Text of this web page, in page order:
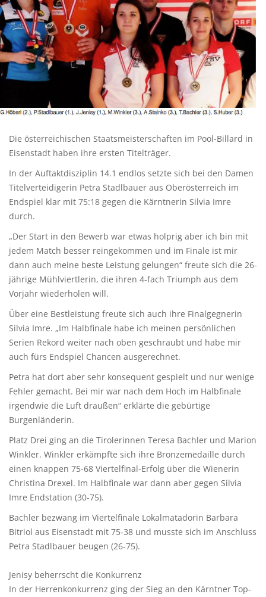
Die österreichischen Staatsmeisterschaften im Pool-Billard in
Eisenstadt haben ihre ersten Titelträger.
In der Auftaktdisziplin 14.1 endlos setzte sich bei den Damen
Titelverteidigerin Petra Stadlbauer aus Oberösterreich im
Endspiel klar mit 75:18 gegen die Kärntnerin Silvia Imre
durch.
„Der Start in den Bewerb war etwas holprig aber ich bin mit
jedem Match besser reingekommen und im Finale ist mir
dann auch meine beste Leistung gelungen“ freute sich die 26-
jährige Mühlviertlerin, die ihren 4-fach Triumph aus dem
Vorjahr wiederholen will.
Über eine Bestleistung freute sich auch ihre Finalgegnerin
Silvia Imre. „Im Halbfinale habe ich meinen persönlichen
Serien Rekord weiter nach oben geschraubt und habe mir
auch fürs Endspiel Chancen ausgerechnet.
Petra hat dort aber sehr konsequent gespielt und nur wenige
Fehler gemacht. Bei mir war nach dem Hoch im Halbfinale
irgendwie die Luft draußen“ erklärte die gebürtige
Burgenländerin.
Platz Drei ging an die Tirolerinnen Teresa Bachler und Marion
Winkler. Winkler erkämpfte sich ihre Bronzemedaille durch
einen knappen 75-68 Viertelfinal-Erfolg über die Wienerin
Christina Drexel. Im Halbfinale war dann aber gegen Silvia
Imre Endstation (30-75).
Bachler bezwang im Viertelfinale Lokalmatadorin Barbara
Bitriol aus Eisenstadt mit 75-38 und musste sich im Anschluss
Petra Stadlbauer beugen (26-75).
Jenisy beherrscht die Konkurrenz
In der Herrenkonkurrenz ging der Sieg an den Kärntner Top-